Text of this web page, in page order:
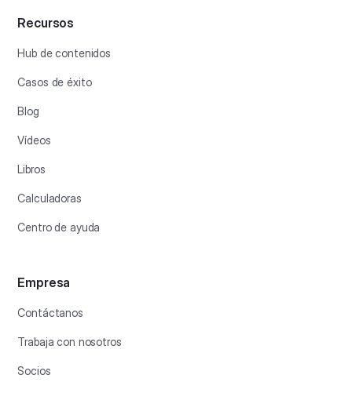
Recursos
Hub de contenidos
Casos de éxito
Blog
Vídeos
Libros
Calculadoras
Centro de ayuda
Empresa
Contáctanos
Trabaja con nosotros
Socios